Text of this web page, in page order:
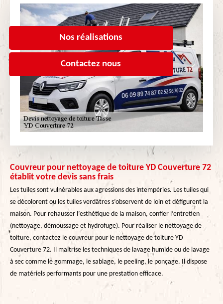
Nos réalisations
Contactez nous
Couvreur pour nettoyage de toiture YD Couverture 72
établit votre devis sans frais
Les tuiles sont vulnérables aux agressions des intempéries. Les tuiles qui
se décolorent ou les tuiles verdâtres s’observent de loin et défigurent la
maison. Pour rehausser l’esthétique de la maison, confier l’entretien
(nettoyage, démoussage et hydrofuge). Pour réaliser le nettoyage de
toiture, contactez le couvreur pour le nettoyage de toiture YD
Couverture 72. Il maitrise les techniques de lavage humide ou de lavage
à sec comme le gommage, le sablage, le peeling, le ponçage. Il dispose
de matériels performants pour une prestation efficace.